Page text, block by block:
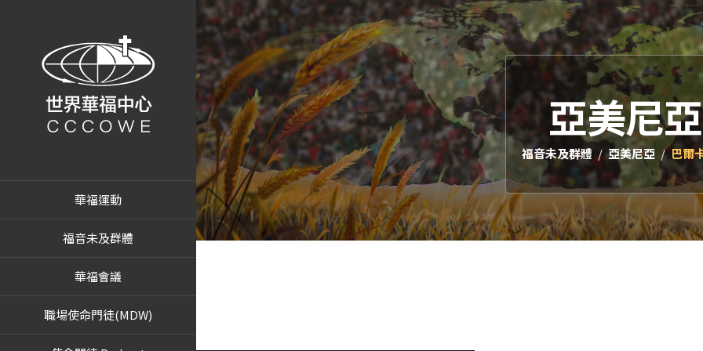
華福運動
福音未及群體
華福會議
職場使命門徒(MDW)
亞美尼亞
福音未及群體 亞美尼亞 巴爾